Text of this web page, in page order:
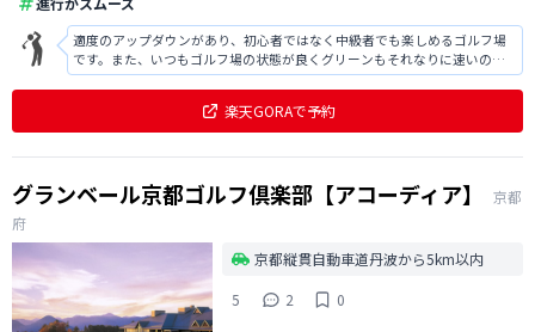
適度のアップダウンがあり、初心者ではなく中級者でも楽しめるゴルフ場
です。また、いつもゴルフ場の状態が良くグリーンもそれなりに速いので
取り組みがいがあるゴルフ場だと思います。アコーディアグループの中で
楽天GORAで予約
グランベール京都ゴルフ倶楽部【アコーディア】
京都
府
京都縦貫自動車道丹波から5km以内
5
2 0